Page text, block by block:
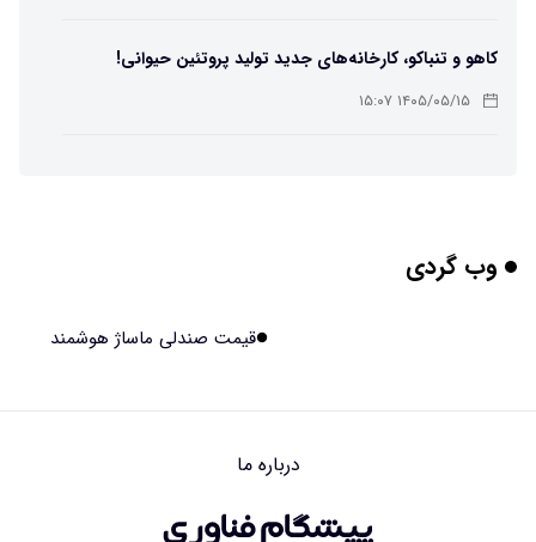
کاهو و تنباکو، کارخانه‌های جدید تولید پروتئین حیوانی!
۱۴۰۵/۰۵/۱۵ ۱۵:۰۷
چرا افراد مضطرب دنیا را متفاوت می بینند؟
وب گردی
قیمت صندلی ماساژ هوشمند
درباره ما